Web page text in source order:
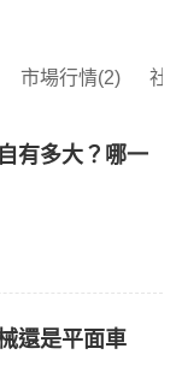
市場行情(2) 社
有多大？哪一
還是平面車